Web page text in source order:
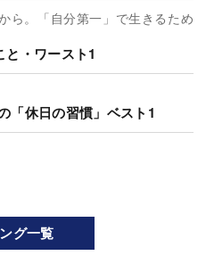
ら。「自分第一」で生きるため
・ワースト1
「休日の習慣」ベスト1
グ一覧